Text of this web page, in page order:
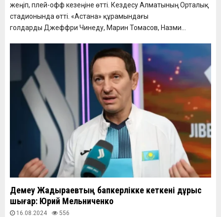
жеңіп, плей-офф кезеңіне өтті. Кездесу Алматының Орталық
стадионында өтті. «Астана» құрамындағы
голдарды Джеффри Чинеду, Марин Томасов, Назми...
Демеу Жадыраевтың бапкерлікке кеткені дұрыс
шығар: Юрий Мельниченко
16.08.2024 556